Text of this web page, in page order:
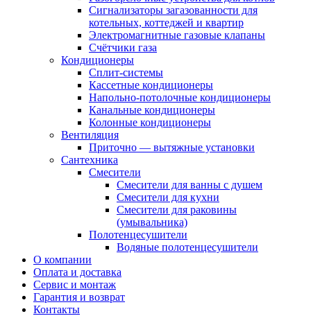
Сигнализаторы загазованности для
котельных, коттеджей и квартир
Электромагнитные газовые клапаны
Счётчики газа
Кондиционеры
Сплит-системы
Кассетные кондиционеры
Напольно-потолочные кондиционеры
Канальные кондиционеры
Колонные кондиционеры
Вентиляция
Приточно — вытяжные установки
Сантехника
Смесители
Смесители для ванны с душем
Смесители для кухни
Смесители для раковины
(умывальника)
Полотенцесушители
Водяные полотенцесушители
О компании
Оплата и доставка
Сервис и монтаж
Гарантия и возврат
Контакты